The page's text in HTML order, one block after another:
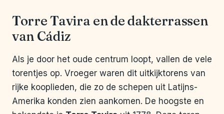
Torre Tavira en de dakterrassen
van Cádiz
Als je door het oude centrum loopt, vallen de vele
torentjes op. Vroeger waren dit uitkijktorens van
rijke kooplieden, die zo de schepen uit Latijns-
Amerika konden zien aankomen. De hoogste en